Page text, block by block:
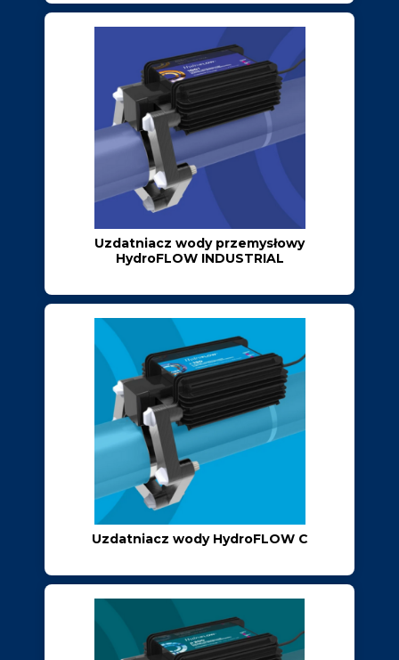
Uzdatniacz wody przemysłowy
HydroFLOW INDUSTRIAL
Uzdatniacz wody HydroFLOW C